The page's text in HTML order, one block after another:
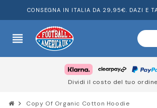
CONSEGNA IN ITALIA DA 29,95€. DAZI E
view_headline
Dividi il costo del tuo ordine
chevron_right Copy Of Organic Cotton Hoodie